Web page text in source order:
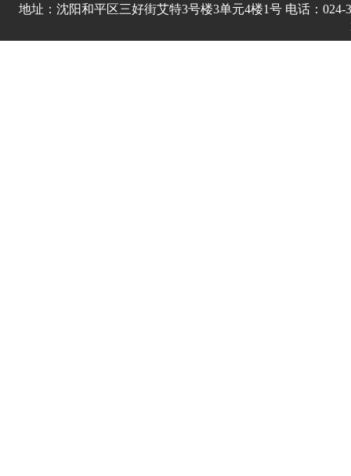
地址：沈阳和平区三好街艾特3号楼3单元4楼1号 电话：024-